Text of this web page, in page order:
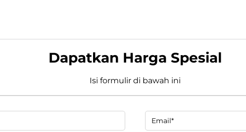
Dapatkan Harga Spesial
Isi formulir di bawah ini